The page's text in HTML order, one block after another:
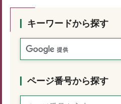
キーワードから探す
ページ番号から探す